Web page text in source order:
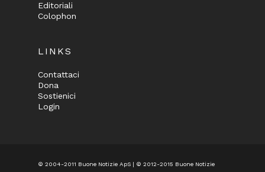
Editoriali
Colophon
LINKS
Contattaci
Dona
Sostienici
Login
© 2004-2011 Buone Notizie ApS | © 2012-2015 Buone Notizie